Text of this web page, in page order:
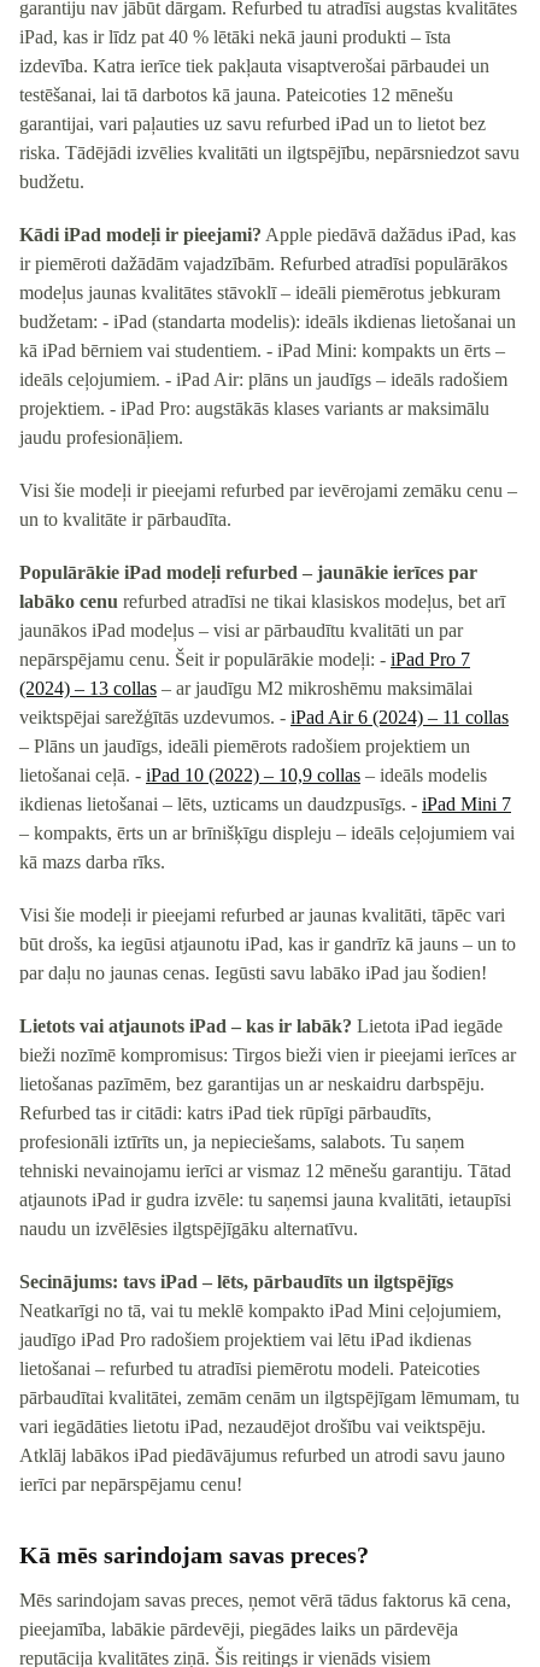
garantiju nav jābūt dārgam. Refurbed tu atradīsi augstas kvalitātes
iPad, kas ir līdz pat 40 % lētāki nekā jauni produkti – īsta
izdevība. Katra ierīce tiek pakļauta visaptverošai pārbaudei un
testēšanai, lai tā darbotos kā jauna. Pateicoties 12 mēnešu
garantijai, vari paļauties uz savu refurbed iPad un to lietot bez
riska. Tādējādi izvēlies kvalitāti un ilgtspējību, nepārsniedzot savu
budžetu.
Kādi iPad modeļi ir pieejami? Apple piedāvā dažādus iPad, kas
ir piemēroti dažādām vajadzībām. Refurbed atradīsi populārākos
modeļus jaunas kvalitātes stāvoklī – ideāli piemērotus jebkuram
budžetam: - iPad (standarta modelis): ideāls ikdienas lietošanai un
kā iPad bērniem vai studentiem. - iPad Mini: kompakts un ērts –
ideāls ceļojumiem. - iPad Air: plāns un jaudīgs – ideāls radošiem
projektiem. - iPad Pro: augstākās klases variants ar maksimālu
jaudu profesionāļiem.
Visi šie modeļi ir pieejami refurbed par ievērojami zemāku cenu –
un to kvalitāte ir pārbaudīta.
Populārākie iPad modeļi refurbed – jaunākie ierīces par
labāko cenu refurbed atradīsi ne tikai klasiskos modeļus, bet arī
jaunākos iPad modeļus – visi ar pārbaudītu kvalitāti un par
nepārspējamu cenu. Šeit ir populārākie modeļi: - iPad Pro 7
(2024) – 13 collas – ar jaudīgu M2 mikroshēmu maksimālai
veiktspējai sarežģītās uzdevumos. - iPad Air 6 (2024) – 11 collas
– Plāns un jaudīgs, ideāli piemērots radošiem projektiem un
lietošanai ceļā. - iPad 10 (2022) – 10,9 collas – ideāls modelis
ikdienas lietošanai – lēts, uzticams un daudzpusīgs. - iPad Mini 7
– kompakts, ērts un ar brīnišķīgu displeju – ideāls ceļojumiem vai
kā mazs darba rīks.
Visi šie modeļi ir pieejami refurbed ar jaunas kvalitāti, tāpēc vari
būt drošs, ka iegūsi atjaunotu iPad, kas ir gandrīz kā jauns – un to
par daļu no jaunas cenas. Iegūsti savu labāko iPad jau šodien!
Lietots vai atjaunots iPad – kas ir labāk? Lietota iPad iegāde
bieži nozīmē kompromisus: Tirgos bieži vien ir pieejami ierīces ar
lietošanas pazīmēm, bez garantijas un ar neskaidru darbspēju.
Refurbed tas ir citādi: katrs iPad tiek rūpīgi pārbaudīts,
profesionāli iztīrīts un, ja nepieciešams, salabots. Tu saņem
tehniski nevainojamu ierīci ar vismaz 12 mēnešu garantiju. Tātad
atjaunots iPad ir gudra izvēle: tu saņemsi jauna kvalitāti, ietaupīsi
naudu un izvēlēsies ilgtspējīgāku alternatīvu.
Secinājums: tavs iPad – lēts, pārbaudīts un ilgtspējīgs
Neatkarīgi no tā, vai tu meklē kompakto iPad Mini ceļojumiem,
jaudīgo iPad Pro radošiem projektiem vai lētu iPad ikdienas
lietošanai – refurbed tu atradīsi piemērotu modeli. Pateicoties
pārbaudītai kvalitātei, zemām cenām un ilgtspējīgam lēmumam, tu
vari iegādāties lietotu iPad, nezaudējot drošību vai veiktspēju.
Atklāj labākos iPad piedāvājumus refurbed un atrodi savu jauno
ierīci par nepārspējamu cenu!
Kā mēs sarindojam savas preces?
Mēs sarindojam savas preces, ņemot vērā tādus faktorus kā cena,
pieejamība, labākie pārdevēji, piegādes laiks un pārdevēja
reputācija kvalitātes ziņā. Šis reitings ir vienāds visiem